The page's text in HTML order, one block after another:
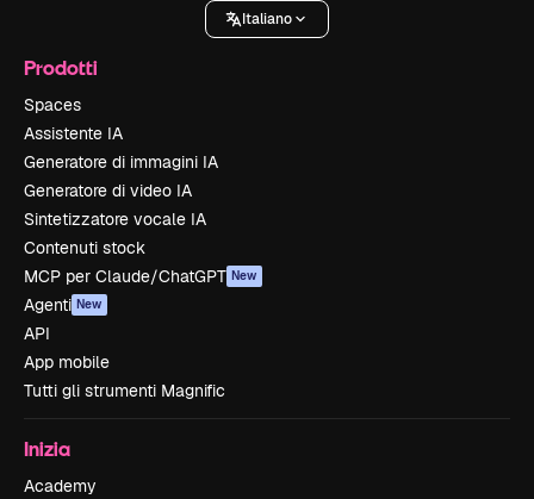
Italiano
Prodotti
Spaces
Assistente IA
Generatore di immagini IA
Generatore di video IA
Sintetizzatore vocale IA
Contenuti stock
MCP per Claude/ChatGPT New
Agenti New
API
App mobile
Tutti gli strumenti Magnific
Inizia
Academy